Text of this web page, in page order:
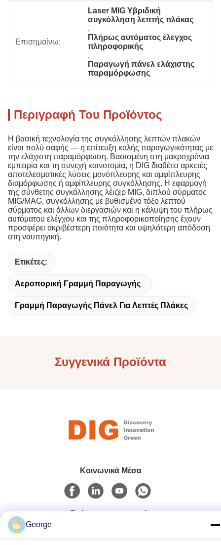
Επισημαίνω:
Laser MIG Υβριδική
συγκόλληση λεπτής πλάκας
,
Πλήρως αυτόματος έλεγχος
πληροφορικής
,
Παραγωγή πάνελ ελάχιστης
παραμόρφωσης
Περιγραφή Του Προϊόντος
Η βασική τεχνολογία της συγκόλλησης λεπτών πλακών
είναι πολύ σαφής — η επίτευξη καλής παραγωγικότητας με
την ελάχιστη παραμόρφωση. Βασισμένη στη μακροχρόνια
εμπειρία και τη συνεχή καινοτομία, η DIG διαθέτει αρκετές
αποτελεσματικές λύσεις μονόπλευρης και αμφίπλευρης
διαμόρφωσης ή αμφίπλευρης συγκόλλησης. Η εφαρμογή
της σύνθετης συγκόλλησης λέιζερ MIG, διπλού σύρματος
MIG/MAG, συγκόλλησης με βυθισμένο τόξο λεπτού
σύρματος και άλλων διεργασιών και η κάλυψη του πλήρως
αυτόματου ελέγχου και της πληροφορικοποίησης έχουν
προσφέρει ακριβέστερη ποιότητα και υψηλότερη απόδοση
στη ναυπηγική.
Ετικέτες:
Αεροπορική Γραμμή Παραγωγής
Γραμμή Παραγωγής Πάνελ Για Λεπτές Πλάκες
Συγγενικά Προϊόντα
Κοινωνικά Μέσα
Γρήγορη επικοινωνία
George